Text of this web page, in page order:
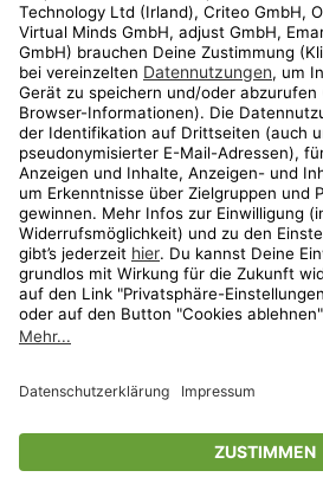
Shop
Aktionen
Travel